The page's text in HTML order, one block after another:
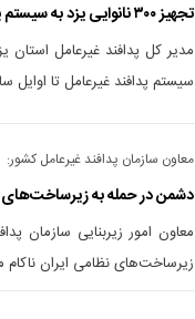
تجهیز ۳۰۰ نانوایی یزد به سیستم پدافند غیرعامل
سیستم پدافند غیرعامل تا اوایل
معاون سازمان پدافند غیرعامل کشور:
دشمن در حمله به زیرساخت‌های
معاون امور زیربنایی سازمان
زیرساخت‌های نظامی ایران